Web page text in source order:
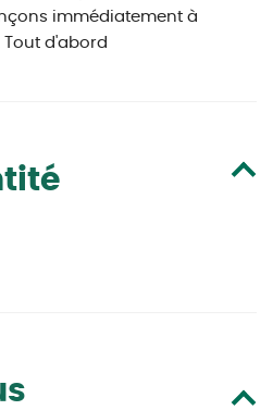
immédiatement à
d'abord